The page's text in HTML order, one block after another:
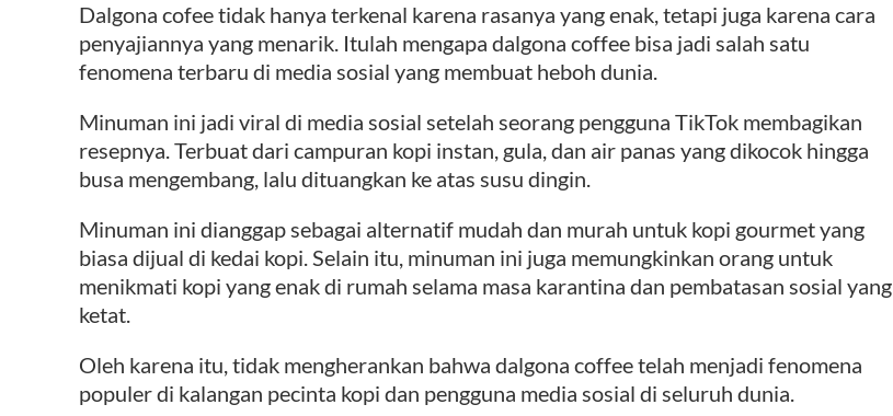
Dalgona cofee tidak hanya terkenal karena rasanya yang enak, tetapi juga karena cara
penyajiannya yang menarik. Itulah mengapa dalgona coffee bisa jadi salah satu
fenomena terbaru di media sosial yang membuat heboh dunia.
Minuman ini jadi viral di media sosial setelah seorang pengguna TikTok membagikan
resepnya. Terbuat dari campuran kopi instan, gula, dan air panas yang dikocok hingga
busa mengembang, lalu dituangkan ke atas susu dingin.
Minuman ini dianggap sebagai alternatif mudah dan murah untuk kopi gourmet yang
biasa dijual di kedai kopi. Selain itu, minuman ini juga memungkinkan orang untuk
menikmati kopi yang enak di rumah selama masa karantina dan pembatasan sosial yang
ketat.
Oleh karena itu, tidak mengherankan bahwa dalgona coffee telah menjadi fenomena
populer di kalangan pecinta kopi dan pengguna media sosial di seluruh dunia.